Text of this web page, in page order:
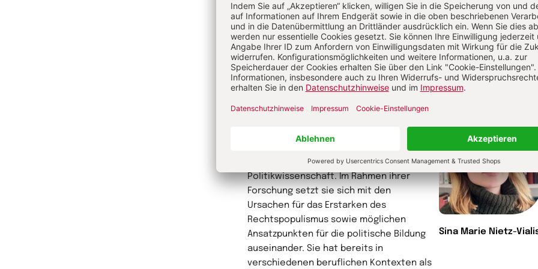
ZurückWeiter
Autorin
Sina Marie Nietz-
Bildungswissenschaftlerin (M.A.) und
promoviert aktuell an der Pädagogischen
Hochschule Ludwigsburg im Bereich
Politikwissenschaft. Im Rahmen ihrer
Forschung setzt sie sich mit den
Ursachen für das Erstarken des
Rechtspopulismus sowie möglichen
Ansatzpunkten für die politische Bildung
auseinander. Sie hat bereits in
verschiedenen beruflichen Kontexten als